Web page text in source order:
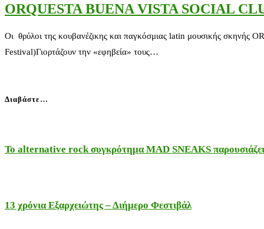
ORQUESTA BUENA VISTA SOCIAL
Οι θρύλοι της κουβανέζικης και παγκόσμιας latin μουσικής
Festival)Γιορτάζουν την «εφηβεία» τους…
Διαβάστε…
Το alternative rock συγκρότημα MAD SNEAKS
13 χρόνια Εξαρχειώτης – Διήμερο Φεστιβάλ